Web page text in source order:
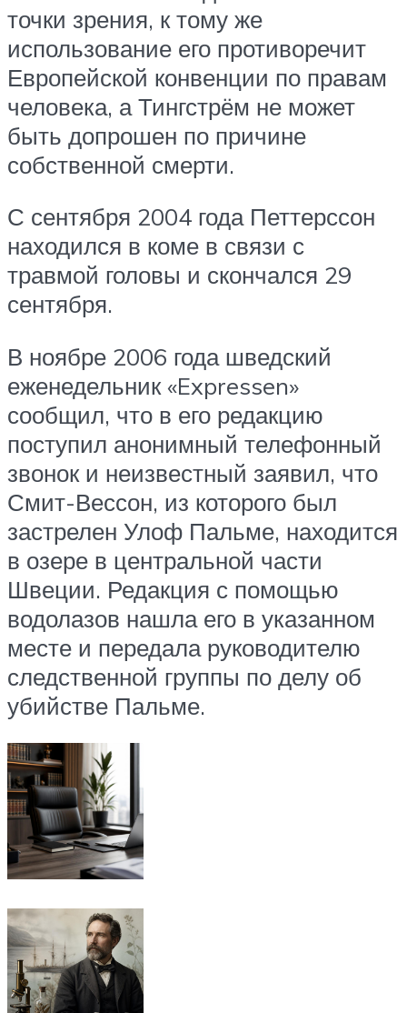
точки зрения, к тому же
использование его противоречит
Европейской конвенции по правам
человека, а Тингстрём не может
быть допрошен по причине
собственной смерти.
С сентября 2004 года Петтерссон
находился в коме в связи с
травмой головы и скончался 29
сентября.
В ноябре 2006 года шведский
еженедельник «Expressen»
сообщил, что в его редакцию
поступил анонимный телефонный
звонок и неизвестный заявил, что
Смит-Вессон, из которого был
застрелен Улоф Пальме, находится
в озере в центральной части
Швеции. Редакция с помощью
водолазов нашла его в указанном
месте и передала руководителю
следственной группы по делу об
убийстве Пальме.